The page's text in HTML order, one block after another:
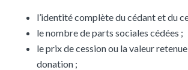
l’identité complète du cédant et du
le nombre de parts sociales cédées ;
le prix de cession ou la valeur
donation ;